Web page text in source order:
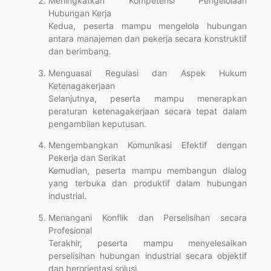
Hubungan Kerja
Kedua, peserta mampu mengelola hubungan
antara manajemen dan pekerja secara konstruktif
dan berimbang.
Menguasai Regulasi dan Aspek Hukum
Ketenagakerjaan
Selanjutnya, peserta mampu menerapkan
peraturan ketenagakerjaan secara tepat dalam
pengambilan keputusan.
Mengembangkan Komunikasi Efektif dengan
Pekerja dan Serikat
Kemudian, peserta mampu membangun dialog
yang terbuka dan produktif dalam hubungan
industrial.
Menangani Konflik dan Perselisihan secara
Profesional
Terakhir, peserta mampu menyelesaikan
perselisihan hubungan industrial secara objektif
dan berorientasi solusi.